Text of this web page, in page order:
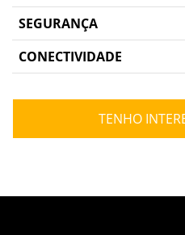
SEGURANÇA
CONECTIVIDADE
TENHO